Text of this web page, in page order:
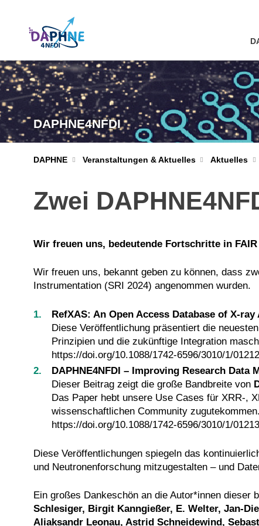
DAPHNE4NFDI
DAPHNE Veranstaltungen & Aktuelles Aktuelles
Zwei
Wir freuen uns, bedeutende Fortschritte in
Wir freuen uns, bekannt geben zu können, dass
Instrumentation (SRI 2024) angenommen wurden.
RefXAS: An Open Access Database of X-
Diese Veröffentlichung präsentiert die
Prinzipien und die zukünftige Integration
https://doi.org/10.1088/1742-6596/3010/1/
DAPHNE4NFDI – Improving Research
Dieser Beitrag zeigt die große Bandbreite von
Das Paper hebt unsere Use Cases für XRR-,
wissenschaftlichen Community zugutekommen.
https://doi.org/10.1088/1742-6596/3010/1/
Diese Veröffentlichungen spiegeln das
und Neutronenforschung mitzugestalten – und
Ein großes Dankeschön an die Autor*innen dieser
Schlesiger, Birgit Kanngießer, E. Welter, Jan-
Aliaksandr Leonau, Astrid Schneidewind,